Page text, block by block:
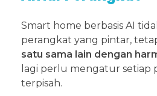
Smart home berbasis AI
perangkat yang pintar,
satu sama lain dengan
lagi perlu mengatur setiap
terpisah.